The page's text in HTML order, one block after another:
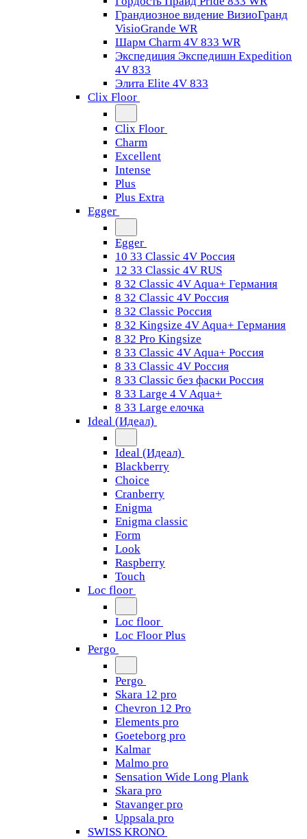
Грандиозное видение ВизиоГранд
VisioGrande WR
Шарм Charm 4V 833 WR
Экспедиция Экспедишн Expedition
4V 833
Элита Elite 4V 833
Clix Floor
Clix Floor
Charm
Excellent
Intense
Plus
Plus Extra
Egger
Egger
10 33 Classic 4V Россия
12 33 Classic 4V RUS
8 32 Classic 4V Aqua+ Германия
8 32 Classic 4V Россия
8 32 Classic Россия
8 32 Kingsize 4V Aqua+ Германия
8 32 Pro Kingsize
8 33 Classic 4V Aqua+ Россия
8 33 Classic 4V Россия
8 33 Classic без фаски Россия
8 33 Large 4 V Aqua+
8 33 Large елочка
Ideal (Идеал)
Ideal (Идеал)
Blackberry
Choice
Cranberry
Enigma
Enigma classic
Form
Look
Raspberry
Touch
Loc floor
Loc floor
Loc Floor Plus
Pergo
Pergo
Skara 12 pro
Chevron 12 Pro
Elements pro
Goeteborg pro
Kalmar
Malmo pro
Sensation Wide Long Plank
Skara pro
Stavanger pro
Uppsala pro
SWISS KRONO